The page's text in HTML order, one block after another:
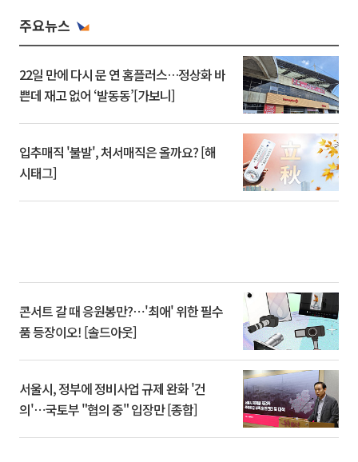
주요뉴스
22일 만에 다시 문 연 홈플러스…정상화 바
쁜데 재고 없어 ‘발동동’[가보니]
입추매직 '불발', 처서매직은 올까요? [해
시태그]
콘서트 갈 때 응원봉만?⋯'최애' 위한 필수
품 등장이오! [솔드아웃]
서울시, 정부에 정비사업 규제 완화 '건
의'⋯국토부 "협의 중" 입장만 [종합]